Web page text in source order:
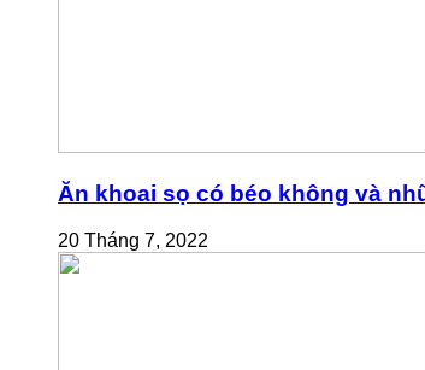
Ăn khoai sọ có béo không và
20 Tháng 7, 2022